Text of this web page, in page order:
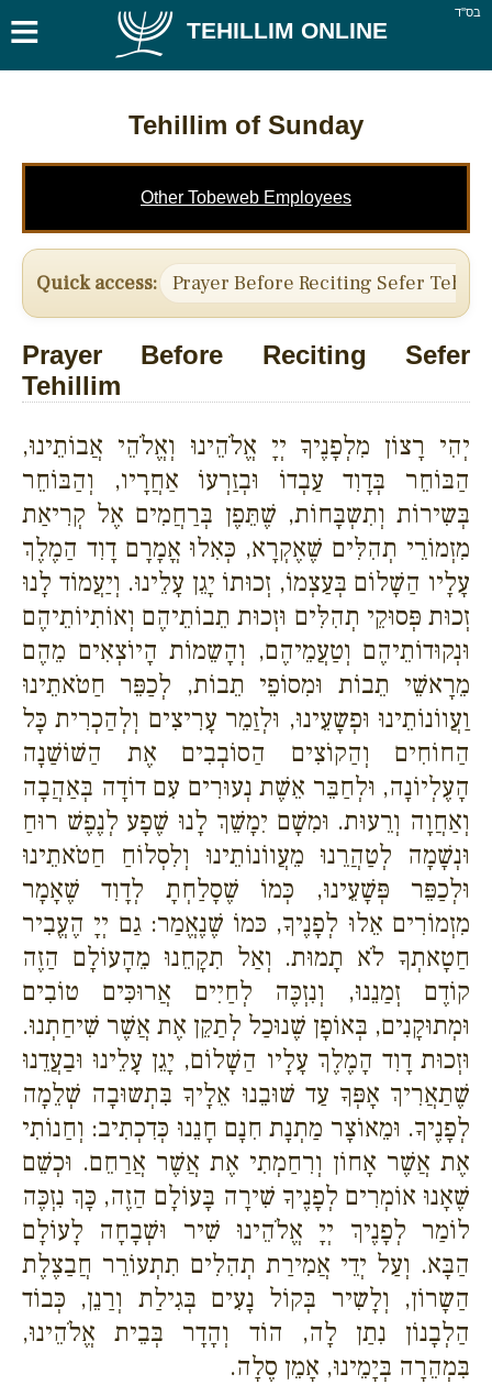
בס''ד ≡ TEHILLIM ONLINE
Tehillim of Sunday
Other Tobeweb Employees
Quick access: Prayer Before Reciting Sefer
Prayer Before Reciting Sefer
Tehillim
יְהִי רָצוֹן מִלְפָנֶיךָ יְיָ אֱלֹהֵינוּ וְאֱלֹהֵי אֲבוֹתֵינוּ,
הַבּוֹחֵר בְּדָוִד עַבְדוֹ וּבְזַרְעוֹ אַחֲרָיו, וְהַבּוֹחֵר
בְּשִירוֹת וְתִשְבָּחוֹת, שֶׁתֵּפֶן בְּרַחֲמִים אֶל קְרִיאַת
מִזְמוֹרֵי תְהִלִּים שֶׁאֶקְרָא, כְּאִלוּ אֳמָרָם דָוִד הַמֶלֶךְ
עָלָיו הַשָׁלוֹם בְּעַצְמוֹ, זְכוּתוֹ יָגֵן עָלֵינוּ. וְיַעֲמוֹד לָנוּ
זְכוּת פְּסוּקֵי תְהִלִּים וּזְכוּת תֵבוֹתֵיהֶם וְאוֹתִיוֹתֵיהֶם
וּנְקוּדוֹתֵיהֶם וְטַעֲמֵיהֶם, וְהָשֵמוֹת הָיוֹצְאִים מֵהֶם
מֵרָאשֵׁי תֵבוֹת וּמִסוֹפֵי תֵבוֹת, לְכַפֵּר חַטֹאתֵינוּ
וַעֲווֹנוֹתֵינוּ וּפְשָעֵינוּ, וּלְזַמֵר עָרִיצִים וְלְהַכְרִית כָּל
הַחוֹחִים וְהַקוֹצִים הַסוֹבְבִים אֶת הַשׁוֹשַׁנָה
הָעֶלְיוֹנָה, וּלְחַבֵּר אֵשֶׁת נְעוּרִים עִם דוֹדָה בְּאַהֲבָה
וְאַחֲוָה וְרֵעוּת. וּמִשָׁם יִמָשֵׁךְ לָנוּ שֶׁפָע לְנֶפֶשׁ רוּחַ
וּנְשָׁמָה לְטַהֲרֵנוּ מֵעֲווֹנוֹתֵינוּ וְלִסְלוֹחַ חַטֹאתֵינוּ
וּלְכַפֵּר פְּשָׁעֵינוּ, כְּמוֹ שֶׁסָלַחְתָ לְדָוִד שֶׁאָמָר
מִזְמוֹרִים אֵלוּ לְפָנֶיךָ, כּמוֹ שֶׁנֶאֱמַר: גַם יְיָ הֶעֱבִיר
חַטָאתְךָ לֹא תָמוּת. וְאַל תִקָחֵנוּ מֵהָעוֹלָם הַזֶה
קוֹדֶם זְמַנֵנוּ, וְנִזְכֶּה לְחַיִים אֲרוּכִּים טוֹבִים
וּמְתוּקָנִים, בְּאוֹפָן שֶׁנוּכַל לְתַקֵן אֶת אֲשֶׁר שִׁיחַתְנוּ.
וּזְכוּת דָוִד הָמֶלֶךְ עָלָיו הַשָׁלוֹם, יָגֵן עָלֵינוּ וּבַעֲדֵנוּ
שֶׁתַאֲרִיךְ אָפְּךָ עַד שׁוּבֵנוּ אֵלָיךָ בִּתְשוּבָה שְׁלֵמָה
לְפָנֶיךָ. וּמֵאוֹצָר מַתְנָת חִנָם חָנֵנוּ כְּדִכְתִיב: וְחַנוֹתִי
אֶת אֲשֶׁר אָחוֹן וְרִחַמְתִי אֶת אֲשֶׁר אֲרַחֵם. וּכְשֵׁם
שֶׁאָנוּ אוֹמְרִים לְפָנֶיךָ שִׁירָה בָּעוֹלָם הַזֶה, כָּךְ נִזְכֶּה
לוֹמַר לְפָנֶיךְ יְיָ אֱלֹהֵינוּ שִׁיר וּשְׁבָחָה לָעוֹלָם
הַבָּא. וְעַל יְדֵי אֲמִירַת תְהִלִים תִתְעוֹרֵר חֲבַצֶלֶת
הַשָרוֹן, וְלָשִיר בְּקוֹל נָעִים בְּגִילַת וְרַנֵן, כְּבוֹד
הַלְבָנוֹן נִתַן לָה, הוֹד וְהָדָר בְּבֵית אֱלֹהֵינוּ,
בִּמְהֵרָה בְּיָמֵינוּ, אָמֵן סֶלָה.